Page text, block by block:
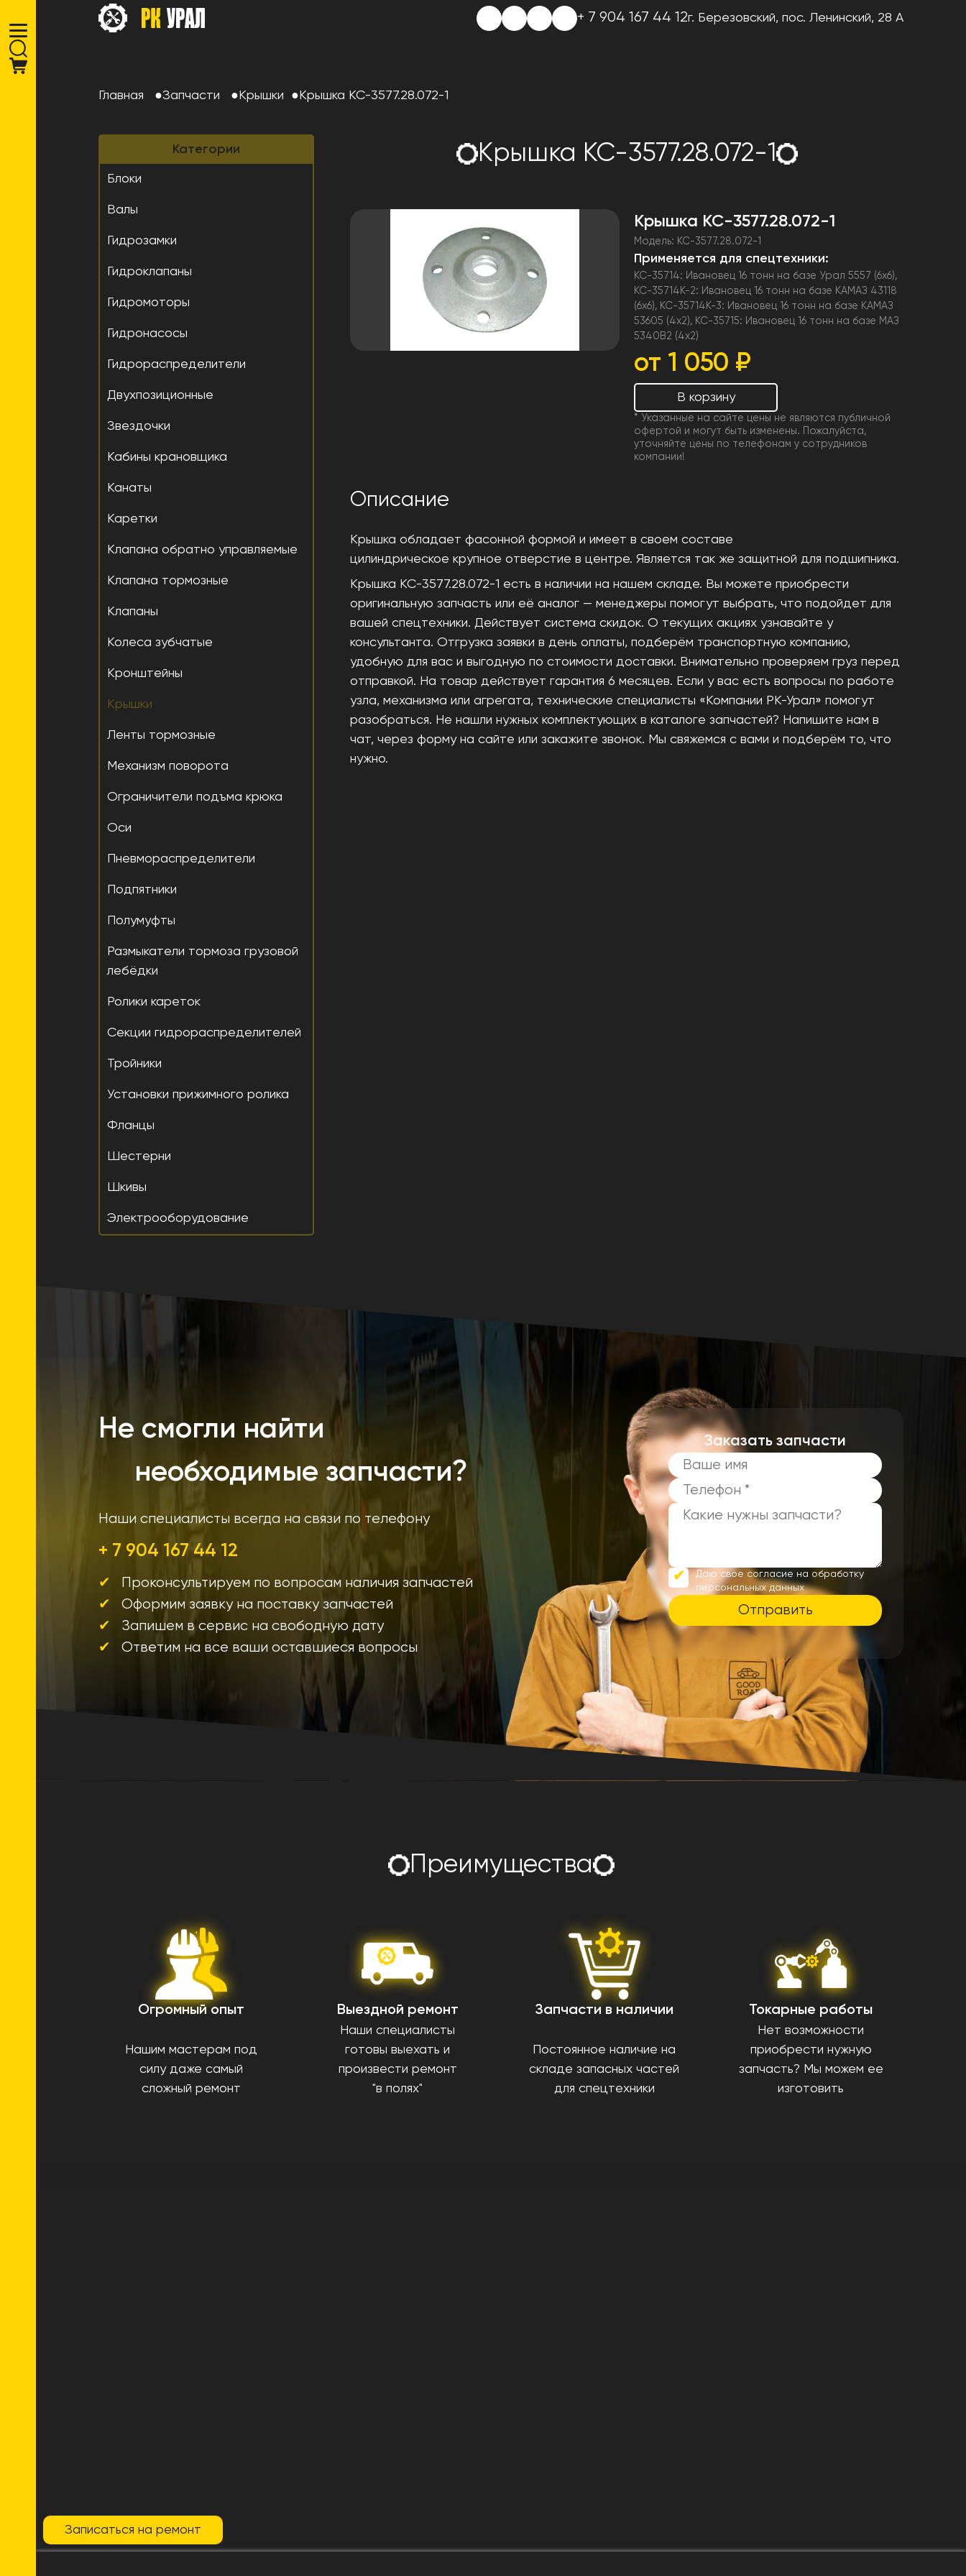
+ 7 904 167 44 12г. Березовский, пос. Ленинский, 28 А
Главная Запчасти Крышки Крышка КС-3577.28.072-1
Категории
Блоки
Валы
Гидрозамки
Гидроклапаны
Гидромоторы
Гидронасосы
Гидрораспределители
Двухпозиционные
Звездочки
Кабины крановщика
Канаты
Каретки
Клапана обратно управляемые
Клапана тормозные
Клапаны
Колеса зубчатые
Кронштейны
Крышки
Ленты тормозные
Механизм поворота
Ограничители подъма крюка
Оси
Пневмораспределители
Подпятники
Полумуфты
Размыкатели тормоза грузовой
лебёдки
Ролики кареток
Секции гидрораспределителей
Тройники
Установки прижимного ролика
Фланцы
Шестерни
Шкивы
Электрооборудование
Крышка КС-3577.28.072-1
Крышка КС-3577.28.072-1
Модель: КС-3577.28.072-1
Применяется для спецтехники:
КС-35714: Ивановец 16 тонн на базе Урал 5557 (6х6),
КС-35714К-2: Ивановец 16 тонн на базе КАМАЗ 43118
(6х6), КС-35714К-3: Ивановец 16 тонн на базе КАМАЗ
53605 (4х2), КС-35715: Ивановец 16 тонн на базе МАЗ
5340В2 (4х2)
от 1 050 ₽
В корзину
* Указанные на сайте цены не являются публичной
офертой и могут быть изменены. Пожалуйста,
уточняйте цены по телефонам у сотрудников
компании!
Описание
Крышка обладает фасонной формой и имеет в своем составе
цилиндрическое крупное отверстие в центре. Является так же защитной для подшипника.
Крышка КС-3577.28.072-1 есть в наличии на нашем складе. Вы можете приобрести
оригинальную запчасть или её аналог — менеджеры помогут выбрать, что подойдет для
вашей спецтехники. Действует система скидок. О текущих акциях узнавайте у
консультанта. Отгрузка заявки в день оплаты, подберём транспортную компанию,
удобную для вас и выгодную по стоимости доставки. Внимательно проверяем груз перед
отправкой. На товар действует гарантия 6 месяцев. Если у вас есть вопросы по работе
узла, механизма или агрегата, технические специалисты «Компании РК-Урал» помогут
разобраться. Не нашли нужных комплектующих в каталоге запчастей? Напишите нам в
чат, через форму на сайте или закажите звонок. Мы свяжемся с вами и подберём то, что
нужно.
Не смогли найти
необходимые запчасти?
Наши специалисты всегда на связи по телефону
+ 7 904 167 44 12
Проконсультируем по вопросам наличия запчастей
Оформим заявку на поставку запчастей
Запишем в сервис на свободную дату
Ответим на все ваши оставшиеся вопросы
Заказать запчасти
Даю свое согласие на обработку
персональных данных
Отправить
Преимущества
Огромный опыт
Нашим мастерам под
силу даже самый
сложный ремонт
Выездной ремонт
Наши специалисты
готовы выехать и
произвести ремонт
"в полях"
Запчасти в наличии
Постоянное наличие на
складе запасных частей
для спецтехники
Токарные работы
Нет возможности
приобрести нужную
запчасть? Мы можем ее
изготовить
Записаться на ремонт